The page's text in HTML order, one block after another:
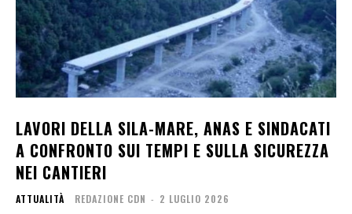
LAVORI DELLA SILA-MARE, ANAS E SINDACATI
A CONFRONTO SUI TEMPI E SULLA SICUREZZA
NEI CANTIERI
ATTUALITÀ REDAZIONE CDN - 2 LUGLIO 2026